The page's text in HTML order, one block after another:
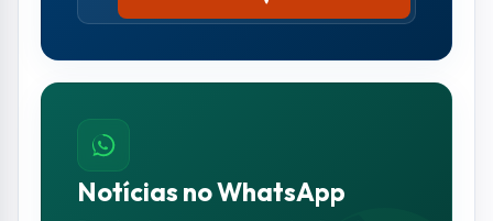
Comentários (0)
Nenhum comentário publicado ainda. Seja o